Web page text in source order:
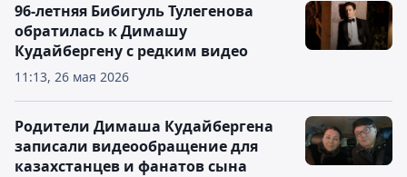
11:13, 26 мая 2026
96-летняя Бибигуль Тулегенова
обратилась к Димашу
Кудайбергену с редким видео
Родители Димаша Кудайбергена
записали видеообращение для
казахстанцев и фанатов сына